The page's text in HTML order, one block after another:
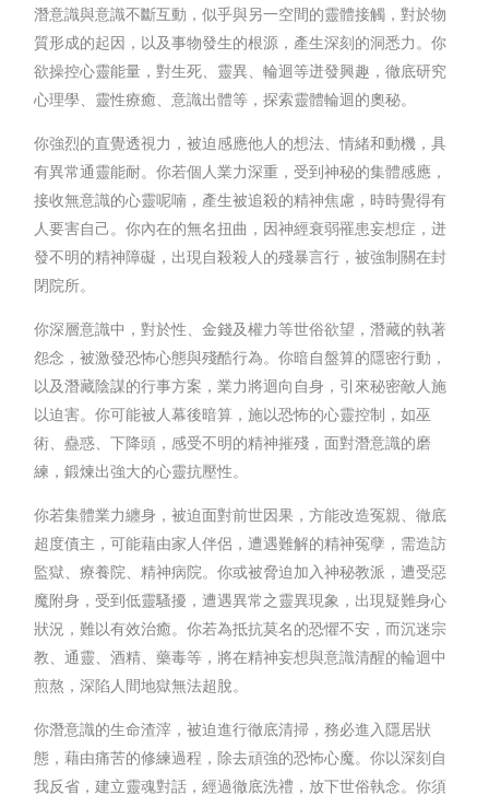
潛意識與意識不斷互動，似乎與另一空間的靈體接觸，對於物
質形成的起因，以及事物發生的根源，產生深刻的洞悉力。你
欲操控心靈能量，對生死、靈異、輪迴等迸發興趣，徹底研究
心理學、靈性療癒、意識出體等，探索靈體輪迴的奧秘。
你強烈的直覺透視力，被迫感應他人的想法、情緒和動機，具
有異常通靈能耐。你若個人業力深重，受到神秘的集體感應，
接收無意識的心靈呢喃，產生被追殺的精神焦慮，時時覺得有
人要害自己。你內在的無名扭曲，因神經衰弱罹患妄想症，迸
發不明的精神障礙，出現自殺殺人的殘暴言行，被強制關在封
閉院所。
你深層意識中，對於性、金錢及權力等世俗欲望，潛藏的執著
怨念，被激發恐怖心態與殘酷行為。你暗自盤算的隱密行動，
以及潛藏陰謀的行事方案，業力將迴向自身，引來秘密敵人施
以迫害。你可能被人幕後暗算，施以恐怖的心靈控制，如巫
術、蠱惑、下降頭，感受不明的精神摧殘，面對潛意識的磨
練，鍛煉出強大的心靈抗壓性。
你若集體業力纏身，被迫面對前世因果，方能改造冤親、徹底
超度債主，可能藉由家人伴侶，遭遇難解的精神冤孽，需造訪
監獄、療養院、精神病院。你或被脅迫加入神秘教派，遭受惡
魔附身，受到低靈騷擾，遭遇異常之靈異現象，出現疑難身心
狀況，難以有效治癒。你若為抵抗莫名的恐懼不安，而沉迷宗
教、通靈、酒精、藥毒等，將在精神妄想與意識清醒的輪迴中
煎熬，深陷人間地獄無法超脫。
你潛意識的生命渣滓，被迫進行徹底清掃，務必進入隱居狀
態，藉由痛苦的修練過程，除去頑強的恐怖心魔。你以深刻自
我反省，建立靈魂對話，經過徹底洗禮，放下世俗執念。你須